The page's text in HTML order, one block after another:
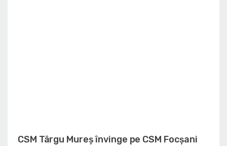
CSM Târgu Mureș învinge pe CSM Focșani